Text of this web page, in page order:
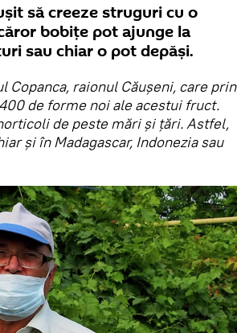
să creeze struguri cu o
bobițe pot ajunge la
sau chiar o pot depăși.
Copanca, raionul Căușeni, care prin
de forme noi ale acestui fruct.
de peste mări și țări. Astfel,
și în Madagascar, Indonezia sau